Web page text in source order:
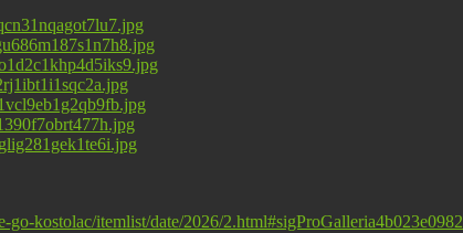
kostolac/itemlist/date/2026/2.html#sigProGalleria4b023e0982